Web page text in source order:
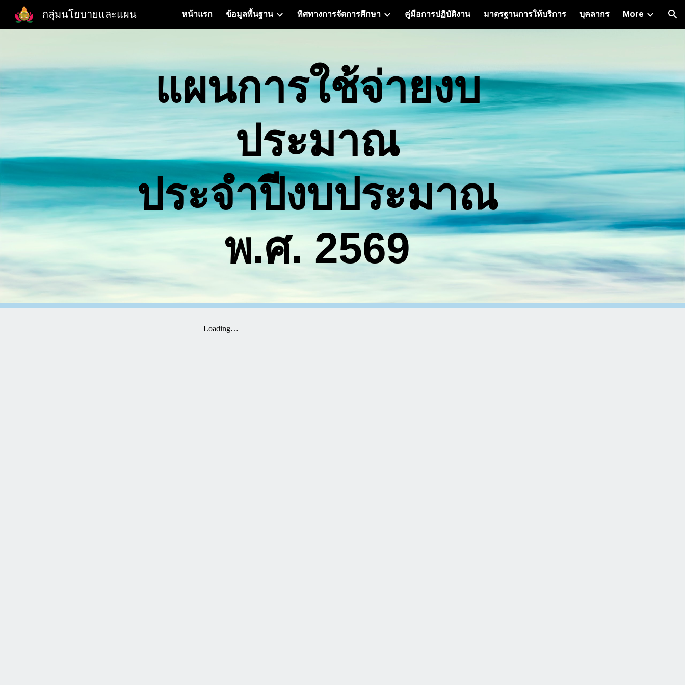
Skip to main content Skip to navigation
กลุ่มนโยบายและแผน หน้าแรก ข้อมูลพื้นฐาน ทิศทางการจัดการศึกษา คู่มือการปฏิบัติงาน มาตรฐานการให้บริการ บุคลากร More
แผนการใช้จ่ายงบ
ประมาณ
ประจำปีงบประมาณ
พ.ศ. 2569